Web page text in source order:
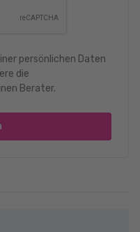
persönlichen Daten
die
Berater.